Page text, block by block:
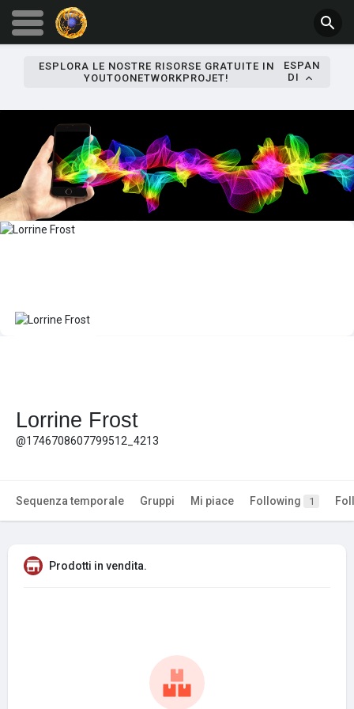
ESPLORA LE NOSTRE RISORSE GRATUITE IN
YOUTOONETWORKPROJET!
ESPAN
DI
Lorrine Frost
@1746708607799512_4213
Sequenza temporale Gruppi Mi piace Following 1
Prodotti in vendita.